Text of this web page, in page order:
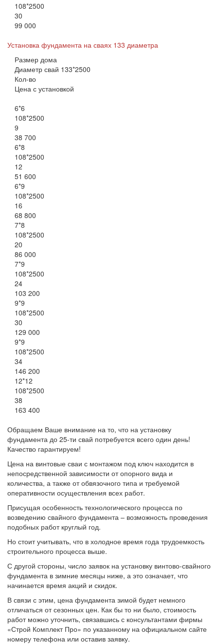
108*2500
30
99 000
Установка фундамента на сваях 133 диаметра
Размер дома
Диаметр свай 133*2500
Кол-во
Цена с установкой
6*6
108*2500
9
38 700
6*8
108*2500
12
51 600
6*9
108*2500
16
68 800
7*8
108*2500
20
86 000
7*9
108*2500
24
103 200
9*9
108*2500
30
129 000
9*9
108*2500
34
146 200
12*12
108*2500
38
163 400
Обращаем Ваше внимание на то, что на установку
фундамента до 25-ти свай потребуется всего один день!
Качество гарантируем!
Цена на винтовые сваи с монтажом под ключ находится в
непосредственной зависимости от опорного вида и
количества, а также от обвязочного типа и требуемой
оперативности осуществления всех работ.
Присущая особенность технологического процесса по
возведению свайного фундамента – возможность проведения
подобных работ круглый год.
Но стоит учитывать, что в холодное время года трудоемкость
строительного процесса выше.
С другой стороны, число заявок на установку винтово-свайного
фундамента в зимние месяцы ниже, а это означает, что
начинается время акций и скидок.
В связи с этим, цена фундамента зимой будет немного
отличаться от сезонных цен. Как бы то ни было, стоимость
работ можно уточнить, связавшись с консультантами фирмы
«Строй Комплект Про» по указанному на официальном сайте
номеру телефона или оставив заявку.